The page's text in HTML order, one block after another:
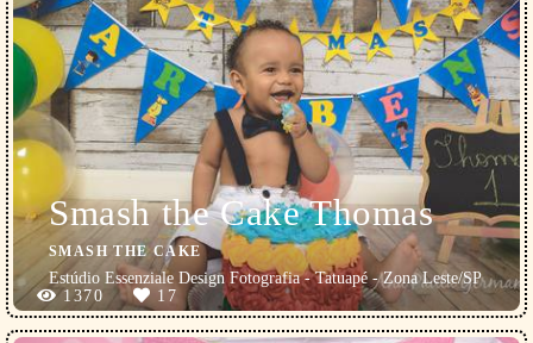
Smash the Cake Thomas
SMASH THE CAKE
Estúdio Essenziale Design Fotografia - Tatuapé - Zona Leste/SP
1370
17